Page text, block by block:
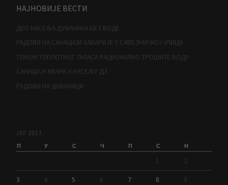
НАЈНОВИЈЕ ВЕСТИ
ДЕО НАСЕЉА ДУВАНИКА БЕЗ ВОДЕ
РАДОВИ НА САНАЦИЈИ ХАВАРИЈЕ У САВЕЗНИЧКОЈ УЛИЦИ
ТОКОМ ТОПЛОТНОГ ТАЛАСА РАЦИОНАЛНО ТРОШИТЕ ВОДУ
САНАЦИЈА КВАРА У НАСЕЉУ Д3
РАДОВИ НА ДУВАНИЦИ
ЈУЛ 2017.
П У С Ч П С Н
1 2
3 4 5 6 7 8 9